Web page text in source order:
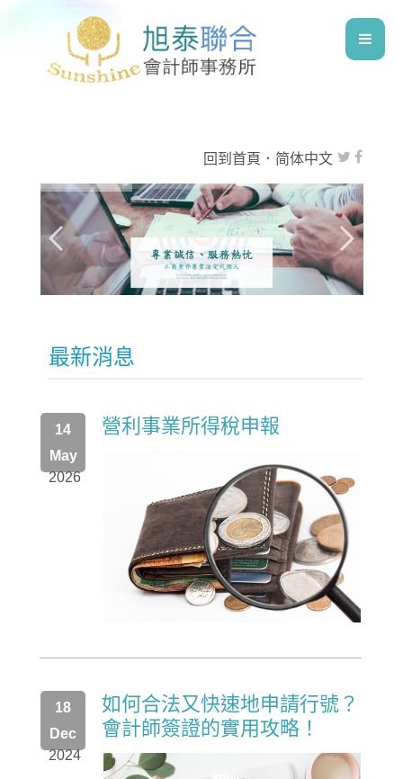
回到首頁 ． 简体中文
最新消息
2026
14
May
營利事業所得稅申報
2024
18
Dec
如何合法又快速地申請行號？
會計師簽證的實用攻略！